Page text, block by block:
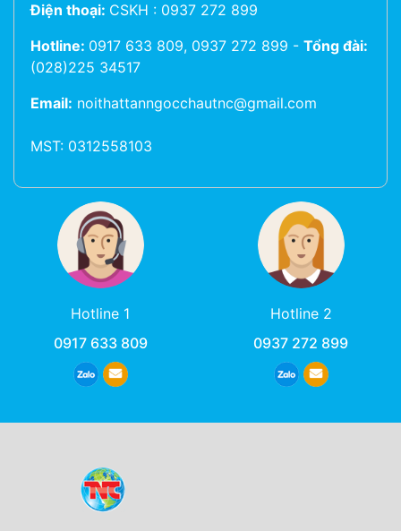
Điện thoại: CSKH : 0937 272 899
Hotline: 0917 633 809, 0937 272 899 - Tổng đài:
(028)225 34517
Email: noithattanngocchautnc@gmail.com
MST: 0312558103
Hotline 1
0917 633 809
Hotline 2
0937 272 899